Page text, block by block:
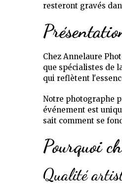
resteront gravés
Chez Annelaure
que spécialistes de
qui reflètent
Notre photographe
événement est
sait comment se
Pourquoi
Qualité